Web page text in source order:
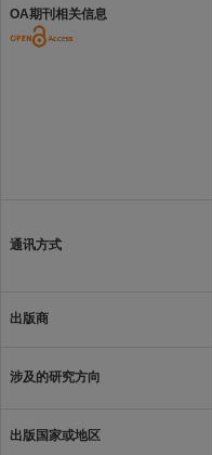
OA期刊相关信息
通讯方式
出版商
涉及的研究方向
出版国家或地区